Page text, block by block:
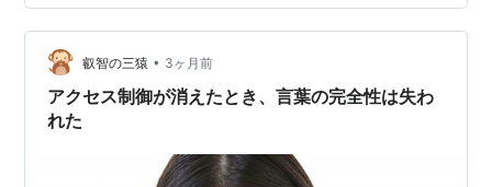
につながって行きました。 勝手に宣伝させていただきま
すが、おひとりは、日野美子さま、もうお一方は北岡樹
（みき）さま。 和田様とも何度かお会いしていますが、
女性お二人とは、一緒に小さな旅などをしながら、おし
ゃべりさせていただきました。 私が…
叡智の三猿 • 3ヶ月前
アクセス制御が消えたとき、言葉の完全性は失わ
れた